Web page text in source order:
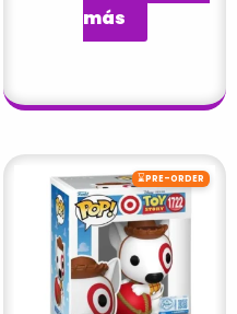
más
⌛PRE-ORDER